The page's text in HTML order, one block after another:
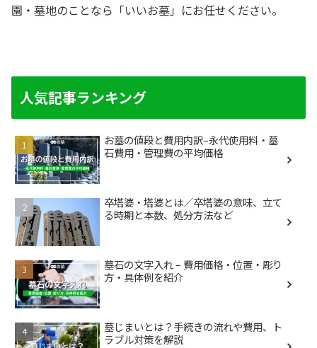
園・墓地のことなら「いいお墓」にお任せください。
人気記事ランキング
お墓の値段と費用内訳–永代使用料・墓
石費用・管理費の平均価格
卒塔婆・塔婆とは／卒塔婆の意味、立て
る時期と本数、処分方法など
墓石の文字入れ – 費用価格・位置・彫り
方・具体例を紹介
墓じまいとは？手続きの流れや費用、ト
ラブル対策を解説